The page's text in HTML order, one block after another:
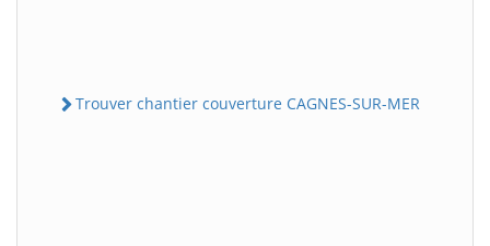
Trouver chantier couverture CAGNES-SUR-MER